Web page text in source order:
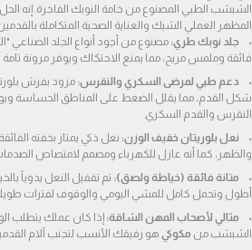
المظهر العملي الشيك والعناية الصحية المتكاملة
جلد نوبك طري:
فائقة وملمس مريح، مما يمنع الاحتكاك ويوفر مرونة تامة
دعم طبي لمرضى السكري والنقرس:
النقرس والقدم السكري.
نعل بلوريتان خفيف الوزن:
والظهر، كما أنه عازل للكهرباء ومصمم لامتصاص
متانة فائقة (خياطة ولصق):
أطول وتحمل كامل للمشي اليومي والوقوف لفترات
مثالي لأصحاب المهن الشاقة:
الشبشب من مكوكي هو رفيقك الأنسب لتجنب آلام